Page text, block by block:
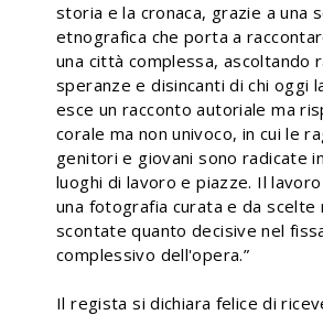
storia e la cronaca, grazie a una
etnografica che porta a
una città complessa, ascoltando
speranze e disincanti di chi oggi
esce un racconto autoriale ma
corale ma non univoco, in cui le
genitori e giovani sono radicate
luoghi di lavoro e piazze. Il
una fotografia curata e da scelte
scontate quanto decisive nel
complessivo dell'opera.”
Il regista si dichiara felice di